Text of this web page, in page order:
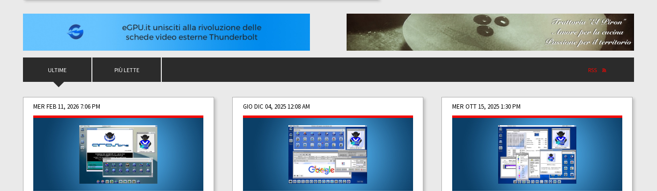
ULTIME PIÙ LETTE RSS
MER FEB 11, 2026 7:06 PM GIO DIC 04, 2025 12:08 AM MER OTT 15, 2025 1:30 PM